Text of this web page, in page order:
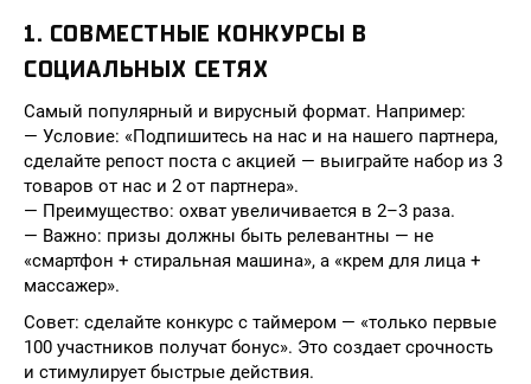
1. СОВМЕСТНЫЕ КОНКУРСЫ В
СОЦИАЛЬНЫХ СЕТЯХ
Самый популярный и вирусный формат. Например:
— Условие: «Подпишитесь на нас и на нашего партнера,
сделайте репост поста с акцией — выиграйте набор из 3
товаров от нас и 2 от партнера».
— Преимущество: охват увеличивается в 2–3 раза.
— Важно: призы должны быть релевантны — не
«смартфон + стиральная машина», а «крем для лица +
массажер».
Совет: сделайте конкурс с таймером — «только первые
100 участников получат бонус». Это создает срочность
и стимулирует быстрые действия.